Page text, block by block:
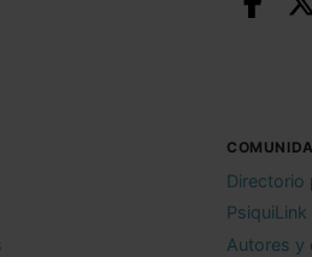
Directorio
PsiquiLink
Autores y